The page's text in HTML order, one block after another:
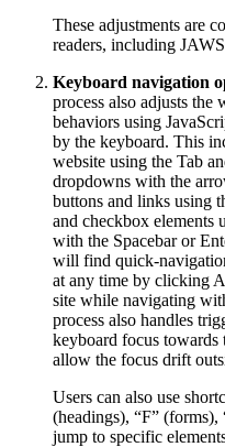
These adjustments are
readers, including
Keyboard navigation
process also adjusts the
behaviors using
by the keyboard. This
website using the Tab
dropdowns with the
buttons and links using
and checkbox elements
with the Spacebar or
will find quick-
at any time by clicking
site while navigating
process also handles
keyboard focus towards
allow the focus drift
Users can also use
(headings), “F”
jump to specific